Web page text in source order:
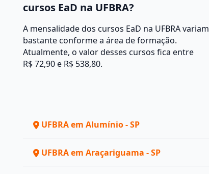
cursos EaD na UFBRA?
A mensalidade dos cursos EaD na UFBRA variam
bastante conforme a área de formação.
Atualmente, o valor desses cursos fica entre
R$ 72,90 e R$ 538,80.
UFBRA em Alumínio - SP
UFBRA em Araçariguama - SP